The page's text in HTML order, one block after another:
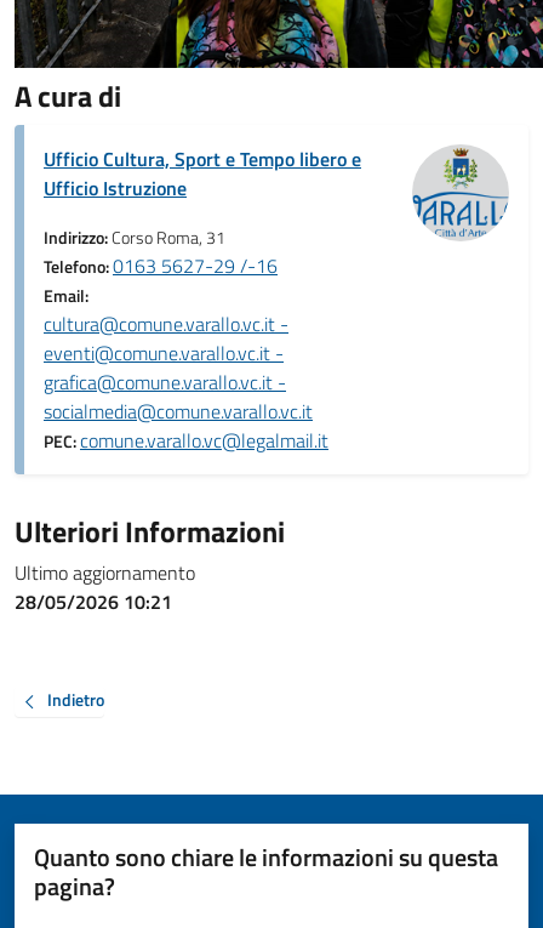
A cura di
Ufficio Cultura, Sport e Tempo libero e
Ufficio Istruzione
Indirizzo:Corso Roma, 31
Telefono:0163 5627-29 /-16
Email:
cultura@comune.varallo.vc.it -
eventi@comune.varallo.vc.it -
grafica@comune.varallo.vc.it -
socialmedia@comune.varallo.vc.it
PEC:comune.varallo.vc@legalmail.it
Ulteriori Informazioni
Ultimo aggiornamento
28/05/2026 10:21
Indietro
Quanto sono chiare le informazioni su questa
pagina?